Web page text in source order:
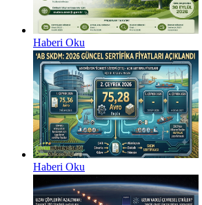
Haberi Oku
Haberi Oku